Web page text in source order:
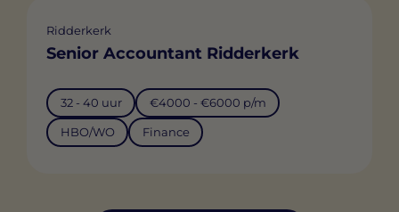
Ridderkerk
Senior Accountant Ridderkerk
32 - 40 uur €4000 - €6000 p/m
HBO/WO Finance